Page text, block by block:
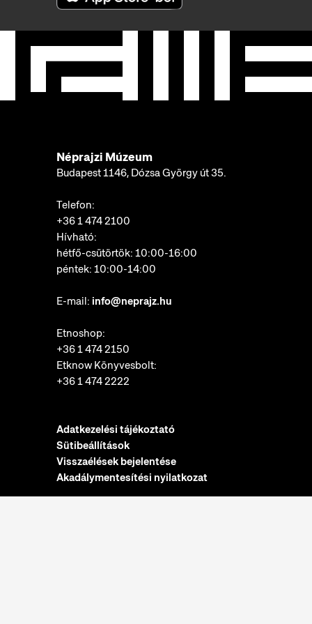
Néprajzi Múzeum
Budapest 1146, Dózsa György út 35.
Telefon:
+36 1 474 2100
Hívható:
hétfő-csütörtök: 10:00-16:00
péntek: 10:00-14:00
E-mail: info@neprajz.hu
Etnoshop:
+36 1 474 2150
Etknow Könyvesbolt:
+36 1 474 2222
Adatkezelési tájékoztató
Sütibeállítások
Visszaélések bejelentése
Akadálymentesítési nyilatkozat